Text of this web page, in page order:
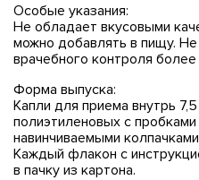
Особые указания:
Не обладает вкусовыми
можно добавлять в пищу.
врачебного контроля более
Форма выпуска:
Капли для приема внутрь
полиэтиленовых с
навинчиваемыми
Каждый флакон с
в пачку из картона.